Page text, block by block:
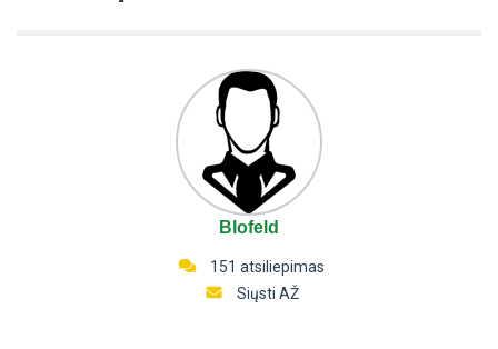
Blofeld
151 atsiliepimas
Siųsti AŽ